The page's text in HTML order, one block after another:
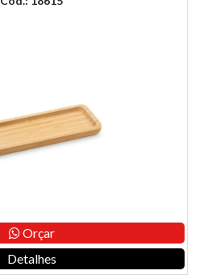
Orçar
Detalhes